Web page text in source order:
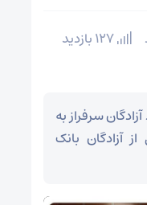
آزادگان سرفراز به
آزادگان بانک